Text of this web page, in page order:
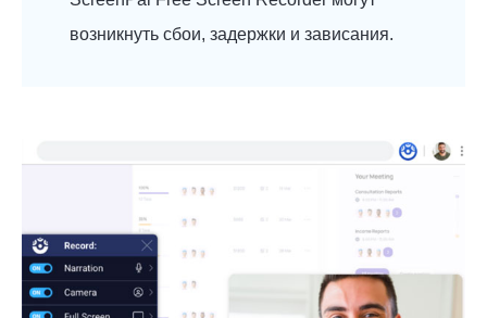
возникнуть сбои, задержки и зависания.